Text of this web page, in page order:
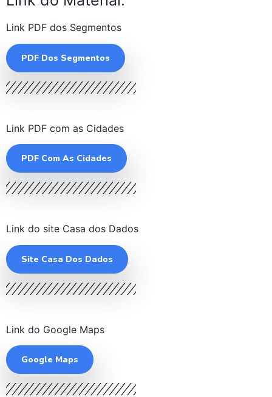
Link PDF dos Segmentos
PDF Dos Segmentos
Link PDF com as Cidades
PDF Com As Cidades
Link do site Casa dos Dados
Site Casa Dos Dados
Link do Google Maps
Google Maps